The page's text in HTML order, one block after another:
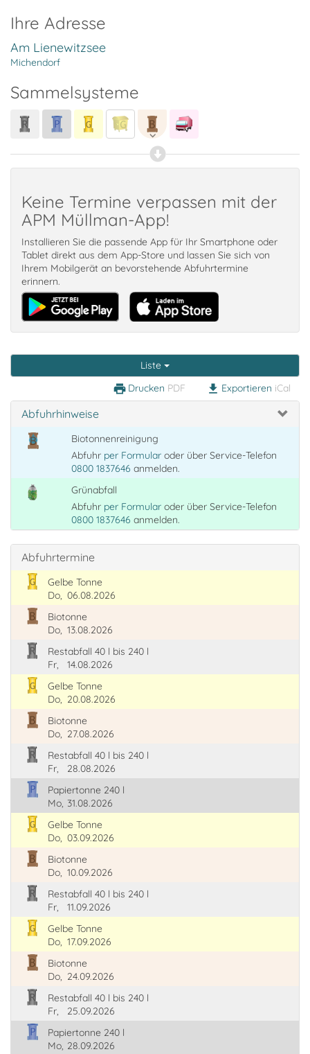
Ihre Adresse
Am Lienewitzsee
Michendorf
Sammelsysteme
Keine Termine verpassen mit der
APM Müllman-App!
Installieren Sie die passende App für Ihr Smartphone oder
Tablet direkt aus dem App-Store und lassen Sie sich von
Ihrem Mobilgerät an bevorstehende Abfuhrtermine
erinnern.
Liste
print Drucken PDF download Exportieren iCal
Abfuhrhinweise
Biotonnenreinigung
Abfuhr per Formular oder über Service-Telefon
0800 1837646 anmelden.
Grünabfall
Abfuhr per Formular oder über Service-Telefon
0800 1837646 anmelden.
Abfuhrtermine
Gelbe Tonne
Do, 06.08.2026
Biotonne
Do, 13.08.2026
Restabfall 40 l bis 240 l
Fr,
14.08.2026
Gelbe Tonne
Do, 20.08.2026
Biotonne
Do, 27.08.2026
Restabfall 40 l bis 240 l
Fr,
28.08.2026
Papiertonne 240 l
Mo, 31.08.2026
Gelbe Tonne
Do, 03.09.2026
Biotonne
Do, 10.09.2026
Restabfall 40 l bis 240 l
Fr,
11.09.2026
Gelbe Tonne
Do, 17.09.2026
Biotonne
Do, 24.09.2026
Restabfall 40 l bis 240 l
Fr,
25.09.2026
Papiertonne 240 l
Mo, 28.09.2026